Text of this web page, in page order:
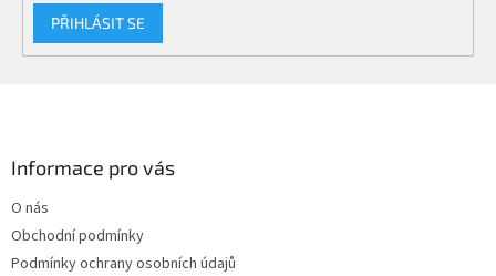
PŘIHLÁSIT SE
Informace pro vás
O nás
Obchodní podmínky
Podmínky ochrany osobních údajů